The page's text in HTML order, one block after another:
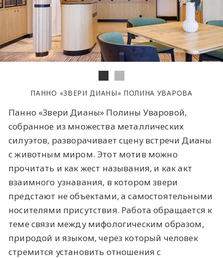
ПАННО «ЗВЕРИ ДИАНЫ» ПОЛИНА УВАРОВА
Панно «Звери Дианы» Полины Уваровой,
собранное из множества металлических
силуэтов, разворачивает сцену встречи Дианы
с животным миром. Этот мотив можно
прочитать и как жест называния, и как акт
взаимного узнавания, в котором звери
предстают не объектами, а самостоятельными
носителями присутствия. Работа обращается к
теме связи между мифологическим образом,
природой и языком, через который человек
стремится установить отношения с